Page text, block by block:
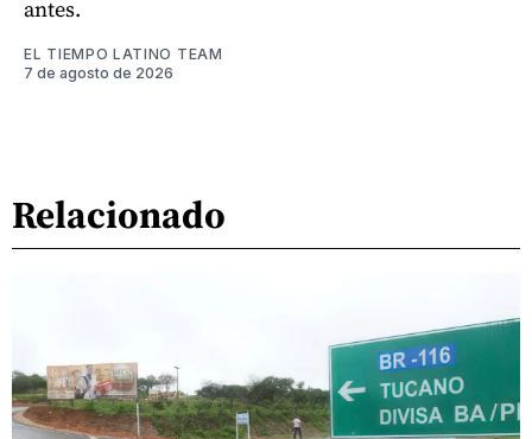
antes.
EL TIEMPO LATINO TEAM
7 de agosto de 2026
Relacionado